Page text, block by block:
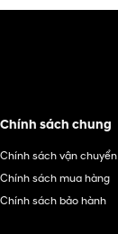
Chính sách chung
Chính sách vận chuyển
Chính sách mua hàng
Chính sách bảo hành